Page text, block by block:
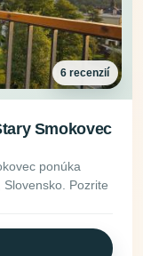
6 recenzií
Smokovec
ponúka
Pozrite